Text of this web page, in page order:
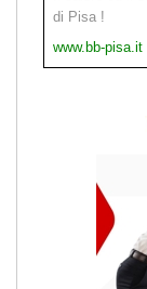
di Pisa !
www.bb-pisa.it